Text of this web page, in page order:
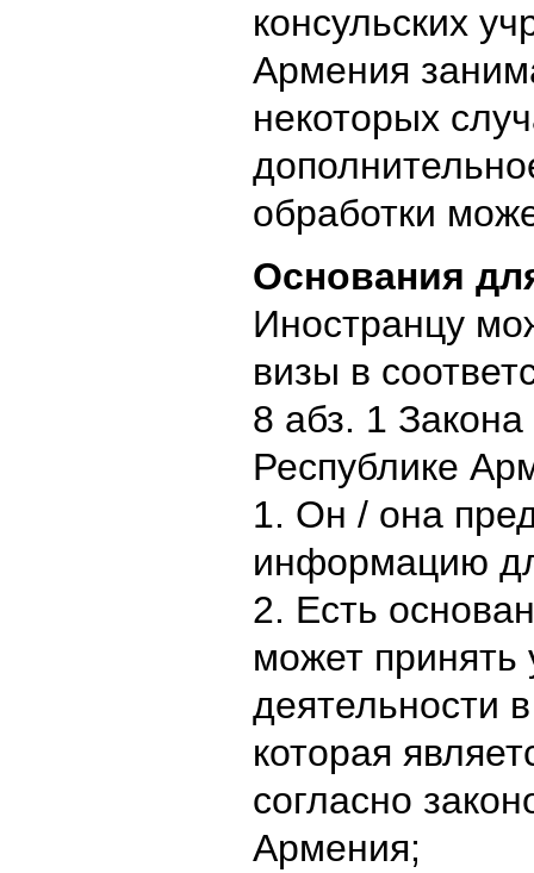
консульских
Армения
некоторых
обработки
Основания
Иностранцу
визы в
8 абз. 1
Республике
1. Он / она
информацию
2. Есть
может принять
деятельности
которая
согласно
Армения;